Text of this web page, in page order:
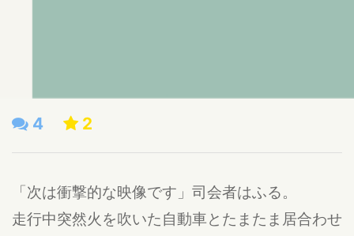
4 2
「次は衝撃的な映像です」司会者はふる。
走行中突然火を吹いた自動車とたまたま居合わせ